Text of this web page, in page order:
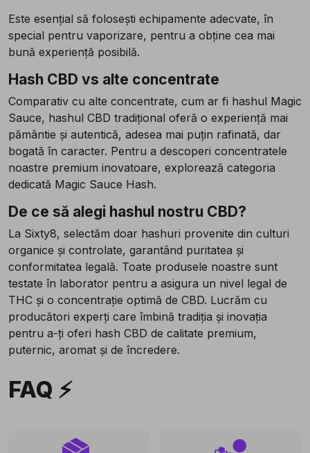
Este esențial să folosești echipamente adecvate, în
special pentru vaporizare, pentru a obține cea mai
bună experiență posibilă.
Hash CBD vs alte concentrate
Comparativ cu alte concentrate, cum ar fi hashul Magic
Sauce, hashul CBD tradițional oferă o experiență mai
pământie și autentică, adesea mai puțin rafinată, dar
bogată în caracter. Pentru a descoperi concentratele
noastre premium inovatoare, explorează categoria
dedicată Magic Sauce Hash.
De ce să alegi hashul nostru CBD?
La Sixty8, selectăm doar hashuri provenite din culturi
organice și controlate, garantând puritatea și
conformitatea legală. Toate produsele noastre sunt
testate în laborator pentru a asigura un nivel legal de
THC și o concentrație optimă de CBD. Lucrăm cu
producători experți care îmbină tradiția și inovația
pentru a-ți oferi hash CBD de calitate premium,
puternic, aromat și de încredere.
FAQ ⚡